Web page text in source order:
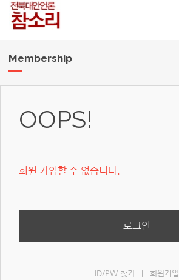
Membership
OOPS!
회원 가입할 수 없습니다.
로그인
ID/PW 찾기 회원가입